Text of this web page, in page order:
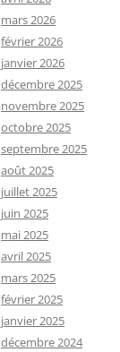
mars 2026
février 2026
janvier 2026
décembre 2025
novembre 2025
octobre 2025
septembre 2025
août 2025
juillet 2025
juin 2025
mai 2025
avril 2025
mars 2025
février 2025
janvier 2025
décembre 2024